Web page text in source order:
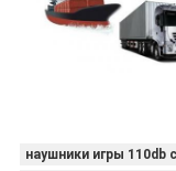
наушники игры